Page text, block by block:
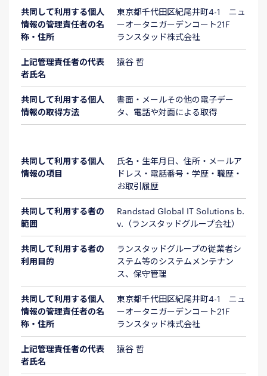
共同して利用する個人
情報の管理責任者の名
称・住所
東京都千代田区紀尾井町4-1 ニュ
ーオータニガーデンコート21F
ランスタッド株式会社
上記管理責任者の代表
者氏名
猿谷 哲
共同して利用する個人
情報の取得方法
書面・メールその他の電子デー
タ、電話や対面による取得
共同して利用する個人
情報の項目
氏名・生年月日、住所・メールア
ドレス・電話番号・学歴・職歴・
お取引履歴
共同して利用する者の
範囲
Randstad Global IT Solutions b.
v.（ランスタッドグループ会社）
共同して利用する者の
利用目的
ランスタッドグループの従業者シ
ステム等のシステムメンテナン
ス、保守管理
共同して利用する個人
情報の管理責任者の名
称・住所
東京都千代田区紀尾井町4-1 ニュ
ーオータニガーデンコート21F
ランスタッド株式会社
上記管理責任者の代表
者氏名
猿谷 哲